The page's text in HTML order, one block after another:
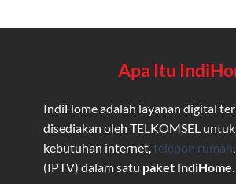
Apa Itu
IndiHome adalah layanan digital
disediakan oleh TELKOMSEL
kebutuhan internet, telepon rumah
(IPTV) dalam satu paket IndiHome